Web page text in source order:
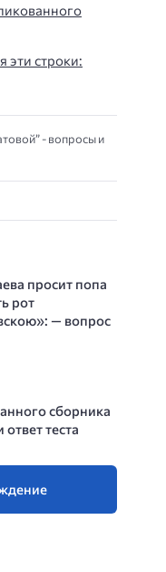
эти строки:
- вопросы и
просит попа
рот
— вопрос
сборника
теста